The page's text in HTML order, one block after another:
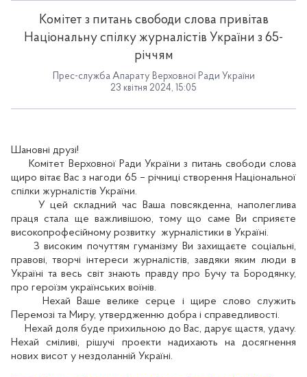
Комітет з питань свободи слова привітав
Національну спілку журналістів України з 65-
річчям
Прес-служба Апарату Верховної Ради України
23 квітня 2024, 15:05
Шановні друзі!
Комітет Верховної Ради України з питань свободи слова
щиро вітає Вас з нагоди 65 – річниці створення Національної
спілки журналістів України.
У цей складний час Ваша повсякденна, наполеглива
праця стала ще важливішою, тому що саме Ви сприяєте
високопрофесійному розвитку журналістики в Україні.
З високим почуттям гуманізму Ви захищаєте соціальні,
правові, творчі інтереси журналістів, завдяки яким люди в
Україні та весь світ знають правду про Бучу та Бородянку,
про героїзм українських воїнів.
Нехай Ваше велике серце і щире слово служить
Перемозі та Миру, утвердженню добра і справедливості.
Нехай доля буде прихильною до Вас, дарує щастя, удачу.
Нехай сміливі, рішучі проекти надихають на досягнення
нових висот у нездоланній Україні.